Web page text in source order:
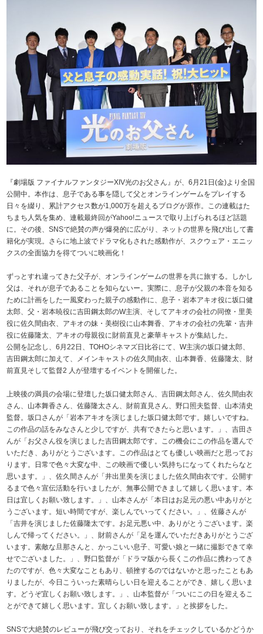
『劇場版 ファイナルファンタジーXIV光のお父さん』が、6月21日(金)より全国
公開中。本作は、息子である事を隠して父とオンラインゲームをプレイする
日々を綴り、累計アクセス数が1,000万を超えるブログが原作。この連載はた
ちまち人気を集め、連載最終回がYahoo!ニュースで取り上げられるほど話題
に。その後、SNSで絶賛の声が爆発的に広がり、ネットの世界を飛び出して書
籍化が実現。さらに地上波でドラマ化もされた感動作が、スクウェア・エニッ
クスの全面協力を得てついに映画化！
ずっとすれ違ってきた父子が、オンラインゲームの世界を共に旅する。しかし
父は、それが息子であることを知らないー。実際に、息子が父親の本音を知る
ために計画をした一風変わった親子の感動作に、息子・岩本アキオ役に坂口健
太郎、父・岩本暁役に吉田鋼太郎のW主演、そしてアキオの会社の同僚・里美
役に佐久間由衣、アキオの妹・美樹役に山本舞香、アキオの会社の先輩・吉井
役に佐藤隆太、アキオの母親役に財前直見と豪華キャストが集結した。
公開を記念し、6月22日、TOHOシネマズ日比谷にて、W主演の坂口健太郎、
吉田鋼太郎に加えて、メインキャストの佐久間由衣、山本舞香、佐藤隆太、財
前直見そして監督2 人が登壇するイベントを開催した。
上映後の満員の会場に登壇した坂口健太郎さん、吉田鋼太郎さん、佐久間由衣
さん、山本舞香さん、佐藤隆太さん、財前直見さん、野口照夫監督、山本清史
監督。坂口さんが「岩本アキオを演じました坂口健太郎です。嬉しいですね。
この作品の話をみなさんと少しですが、共有できたらと思います。」、吉田さ
んが「お父さん役を演じました吉田鋼太郎です。この機会にこの作品を選んで
いただき、ありがとうございます。この作品はとても優しい映画だと思ってお
ります。日常で色々大変な中、この映画で優しい気持ちになってくれたらなと
思います。」、佐久間さんが「井出里美を演じました佐久間由衣です。公開す
るまで色々宣伝活動を行いましたが、無事公開できまして嬉しく思います。本
日は宜しくお願い致します。」、山本さんが「本日はお足元の悪い中ありがと
うございます。短い時間ですが、楽しんでいってください。」、佐藤さんが
「吉井を演じました佐藤隆太です。お足元悪い中、ありがとうございます。楽
しんで帰ってください。」、財前さんが「足を運んでいただきありがとうござ
います。素敵な旦那さんと、かっこいい息子、可愛い娘と一緒に撮影できて幸
せでございました。」、野口監督が「ドラマ版から長くこの作品に携わってき
たのですが、色々大変なこともあり、頓挫するのではないかと思ったこともあ
りましたが、今日こういった素晴らしい日を迎えることができ、嬉しく思いま
す。どうぞ宜しくお願い致します。」、山本監督が「ついにこの日を迎えるこ
とができて嬉しく思います。宜しくお願い致します。」と挨拶をした。
SNSで大絶賛のレビューが飛び交っており、それをチェックしているかどうか